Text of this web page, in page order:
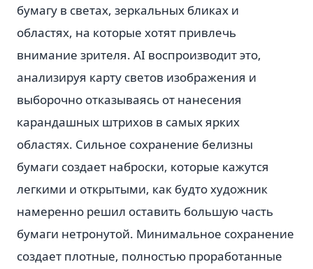
бумагу в светах, зеркальных бликах и
областях, на которые хотят привлечь
внимание зрителя. AI воспроизводит это,
анализируя карту светов изображения и
выборочно отказываясь от нанесения
карандашных штрихов в самых ярких
областях. Сильное сохранение белизны
бумаги создает наброски, которые кажутся
легкими и открытыми, как будто художник
намеренно решил оставить большую часть
бумаги нетронутой. Минимальное сохранение
создает плотные, полностью проработанные